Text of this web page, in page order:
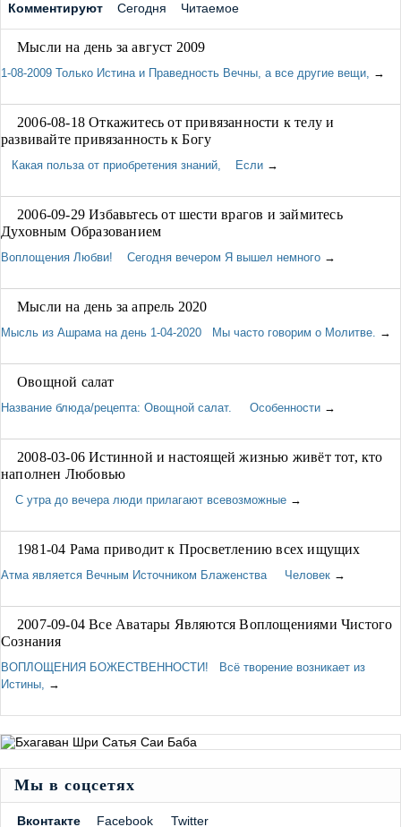
Комментируют Сегодня Читаемое
Мысли на день за август 2009
1-08-2009 Только Истина и Праведность Вечны, а все другие вещи, →
2006-08-18 Откажитесь от привязанности к телу и
развивайте привязанность к Богу
Какая польза от приобретения знаний, Если →
2006-09-29 Избавьтесь от шести врагов и займитесь
Духовным Образованием
Воплощения Любви! Сегодня вечером Я вышел немного →
Мысли на день за апрель 2020
Мысль из Ашрама на день 1-04-2020 Мы часто говорим о Молитве. →
Овощной салат
Название блюда/рецепта: Овощной салат. Особенности →
2008-03-06 Истинной и настоящей жизнью живёт тот, кто
наполнен Любовью
С утра до вечера люди прилагают всевозможные →
1981-04 Рама приводит к Просветлению всех ищущих
Атма является Вечным Источником Блаженства Человек →
2007-09-04 Все Аватары Являются Воплощениями Чистого
Сознания
ВОПЛОЩЕНИЯ БОЖЕСТВЕННОСТИ! Всё творение возникает из
Истины, →
Мы в соцсетях
Вконтакте Facebook Twitter